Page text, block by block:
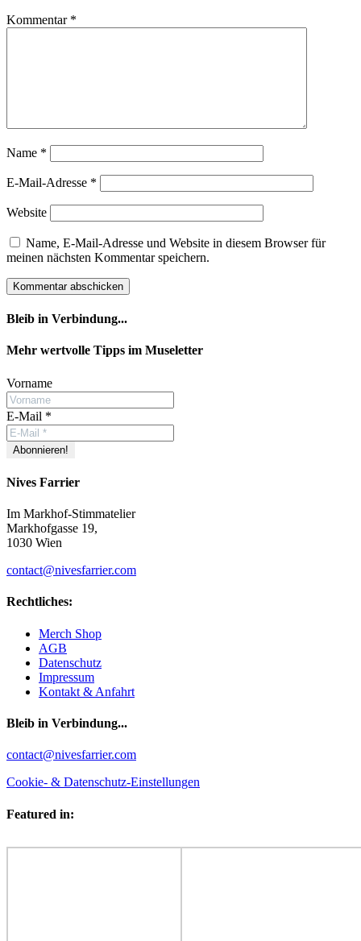
Kommentar *
Name *
E-Mail-Adresse *
Website
Name, E-Mail-Adresse und Website in diesem Browser für
meinen nächsten Kommentar speichern.
Bleib in Verbindung...
Facebook
YouTube
Instagram
Mehr wertvolle Tipps im Museletter
Vorname
E-Mail *
Nives Farrier
Im Markhof-Stimmatelier
Markhofgasse 19,
1030 Wien
contact@nivesfarrier.com
Rechtliches:
Merch Shop
AGB
Datenschutz
Impressum
Kontakt & Anfahrt
Bleib in Verbindung...
Facebook
YouTube
Instagram
contact@nivesfarrier.com
Cookie- & Datenschutz-Einstellungen
Featured in: